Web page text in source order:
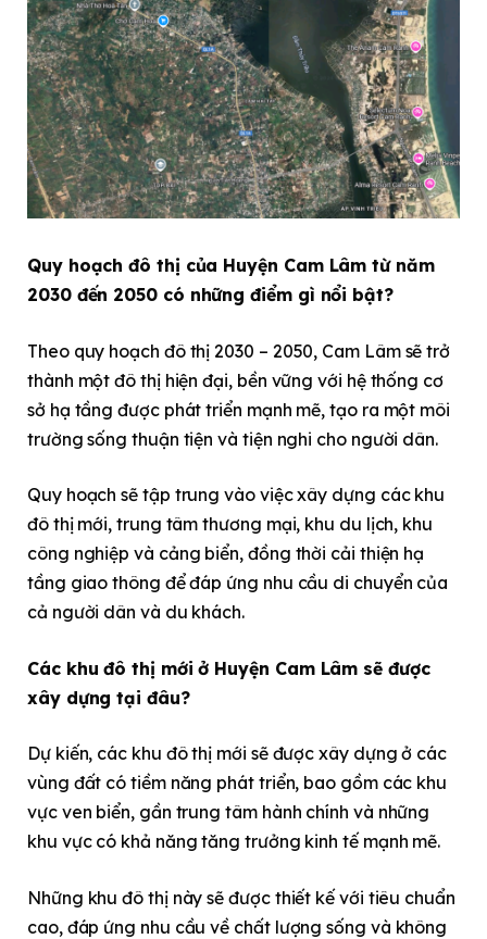
Quy hoạch đô thị của Huyện Cam Lâm từ năm
2030 đến 2050 có những điểm gì nổi bật?
Theo quy hoạch đô thị 2030 – 2050, Cam Lâm sẽ trở
thành một đô thị hiện đại, bền vững với hệ thống cơ
sở hạ tầng được phát triển mạnh mẽ, tạo ra một môi
trường sống thuận tiện và tiện nghi cho người dân.
Quy hoạch sẽ tập trung vào việc xây dựng các khu
đô thị mới, trung tâm thương mại, khu du lịch, khu
công nghiệp và cảng biển, đồng thời cải thiện hạ
tầng giao thông để đáp ứng nhu cầu di chuyển của
cả người dân và du khách.
Các khu đô thị mới ở Huyện Cam Lâm sẽ được
xây dựng tại đâu?
Dự kiến, các khu đô thị mới sẽ được xây dựng ở các
vùng đất có tiềm năng phát triển, bao gồm các khu
vực ven biển, gần trung tâm hành chính và những
khu vực có khả năng tăng trưởng kinh tế mạnh mẽ.
Những khu đô thị này sẽ được thiết kế với tiêu chuẩn
cao, đáp ứng nhu cầu về chất lượng sống và không